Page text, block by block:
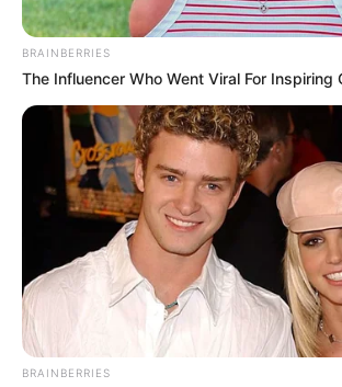
How To Get An Erection Even After
MEDVI
BRAINBERRIES
The Influencer Who Went Viral For Inspiring
BRAINBERRIES